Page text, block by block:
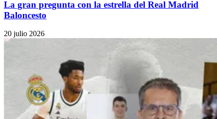
La gran pregunta con la estrella del Real Madrid
Baloncesto
20 julio 2026